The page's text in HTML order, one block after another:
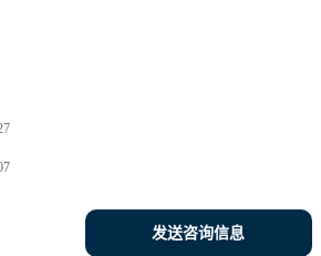
发送咨询信息